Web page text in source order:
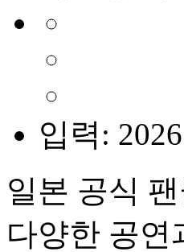
입력:
일본 공식
다양한 공연